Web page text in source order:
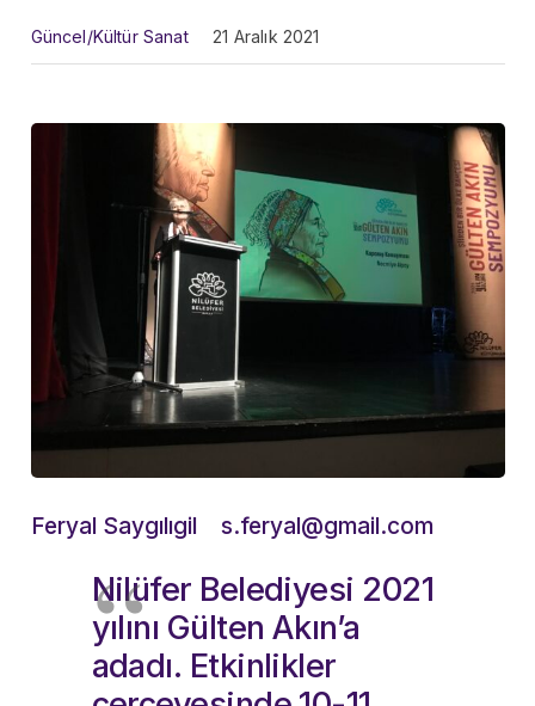
Güncel/Kültür Sanat 21 Aralık 2021
Feryal Saygılıgil s.feryal@gmail.com
Nilüfer Belediyesi 2021
yılını Gülten Akın’a
adadı. Etkinlikler